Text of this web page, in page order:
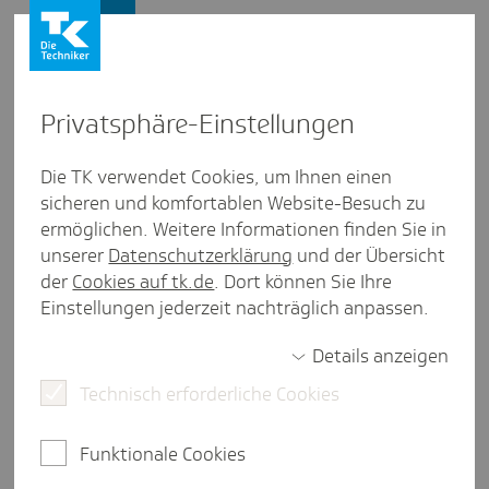
Berufs­ein­stei­ger:innen erfolg­
reich inte­grieren - Resi­lienz von
Anfang an stärken
Der Einstieg ins Berufsleben bringt Belastungen
mit sich. TK-Angebote helfen
weniger als eine Minute Lesezeit
Firmenkunden Gesunde Beschäftigte
Privat­sphäre-Einstel­lungen
Die TK verwendet Cookies, um Ihnen einen
sicheren und komfortablen Website-Besuch zu
ermöglichen. Weitere Informationen finden Sie in
unserer Datenschutzerklärung und der Übersicht
der Cookies auf tk.de. Dort können Sie Ihre
Einstellungen jederzeit nachträglich anpassen.
Details anzeigen
Technisch erforderliche Cookies
Funktionale Cookies